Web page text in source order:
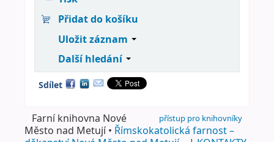
Přidat do košíku
Uložit záznam
Další hledání
Sdílet
přístup pro knihovníky
Farní knihovna Nové
Město nad Metují • Římskokatolická farnost –